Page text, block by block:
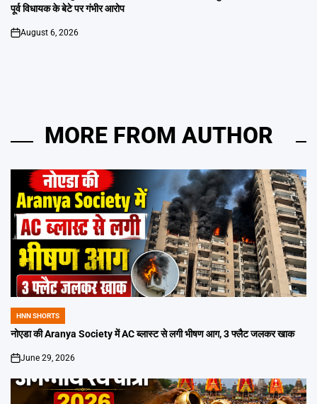
पूर्व विधायक के बेटे पर गंभीर आरोप
on
August 6, 2026
MORE FROM AUTHOR
POSTED
IN
HNN SHORTS
नोएडा की Aranya Society में AC ब्लास्ट से लगी भीषण आग, 3 फ्लैट जलकर खाक
on
June 29, 2026